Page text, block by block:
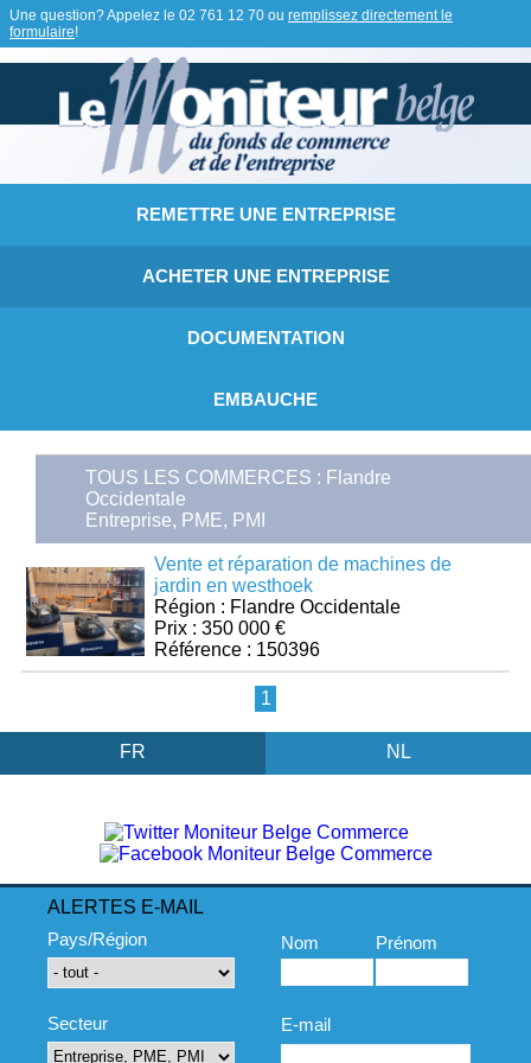
Une question? Appelez le 02 761 12 70 ou remplissez directement le
formulaire!
REMETTRE UNE ENTREPRISE
ACHETER UNE ENTREPRISE
DOCUMENTATION
EMBAUCHE
TOUS LES COMMERCES : Flandre
Occidentale
Entreprise, PME, PMI
Vente et réparation de machines de
jardin en westhoek
Région : Flandre Occidentale
Prix : 350 000 €
Référence : 150396
1
FR NL
ALERTES E-MAIL
Pays/Région
Secteur
Nom Prénom
E-mail